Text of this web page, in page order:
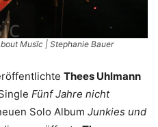
Musïc | Stephanie Bauer
Thees Uhlmann
Fünf Jahre nicht
Solo Album Junkies und